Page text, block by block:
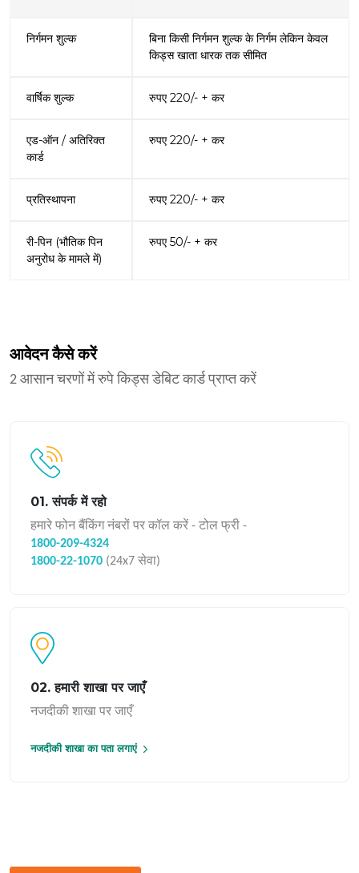
निर्गमन शुल्क
बिना किसी निर्गमन शुल्‍क के निर्गम लेकिन केवल
किड्स खाता धारक तक सीमित
वार्षिक शुल्क रुपए 220/- + कर
एड-ऑन / अतिरिक्त
कार्ड
रुपए 220/- + कर
प्रतिस्थापना रुपए 220/- + कर
री-पिन (भौतिक पिन
अनुरोध के मामले में)
रुपए 50/- + कर
आवेदन कैसे करें
2 आसान चरणों में रुपे किड्स डेबिट कार्ड प्राप्त करें
01. संपर्क में रहो
हमारे फोन बैंकिंग नंबरों पर कॉल करें - टोल फ्री -
1800-209-4324
1800-22-1070 (24x7 सेवा)
02. हमारी शाखा पर जाएँ
नजदीकी शाखा पर जाएँ
नजदीकी शाखा का पता लगाएं